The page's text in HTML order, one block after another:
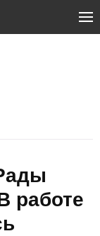
работе